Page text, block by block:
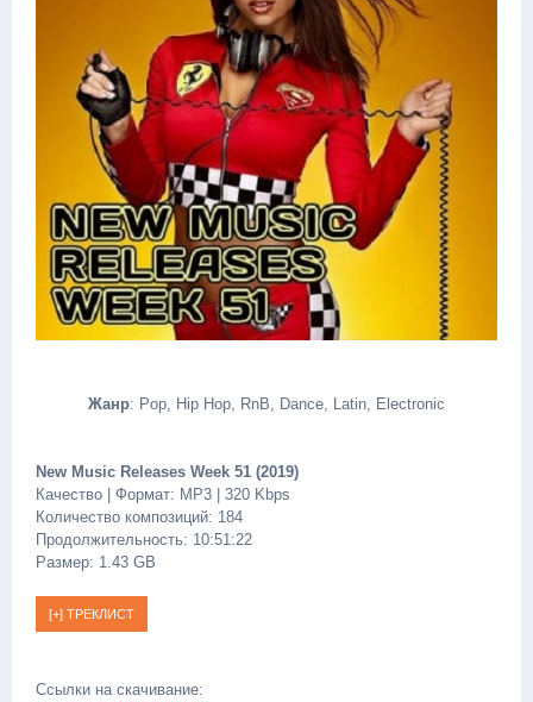
Жанр: Pop, Hip Hop, RnB, Dance, Latin, Electronic
New Music Releases Week 51 (2019)
Качество | Формат: MP3 | 320 Kbps
Количество композиций: 184
Продолжительность: 10:51:22
Размер: 1.43 GB
Ссылки на скачивание: